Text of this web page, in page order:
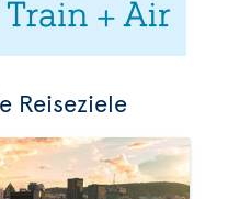
Reiseziele